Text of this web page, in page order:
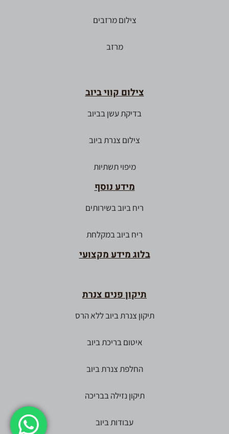
צילום מרזבים
מרזב
צילום קווי ביוב
בדיקת עשן בביוב
צילום צנרת ביוב
מיפוי תשתיות
מידע נוסף
ריח ביוב בשירותים
ריח ביוב במקלחת
בלוג מידע מקצועי
תיקון פנים צנרת
תיקון צנרת ביוב ללא הרס
איטום בריכת ביוב
החלפת צנרת ביוב
תיקון נזילה בבריכה
עבודות ביוב